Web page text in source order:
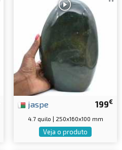
199€
jaspe
4.7 quilo | 250x160x100 mm
Veja o produto